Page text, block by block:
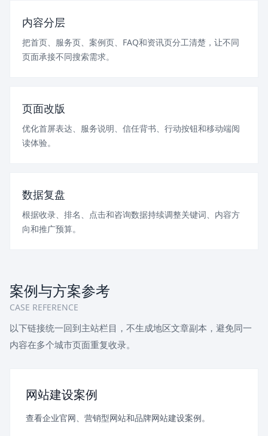
内容分层
把首页、服务页、案例页、FAQ和资讯页分工清楚，让不同
页面承接不同搜索需求。
页面改版
优化首屏表达、服务说明、信任背书、行动按钮和移动端阅
读体验。
数据复盘
根据收录、排名、点击和咨询数据持续调整关键词、内容方
向和推广预算。
案例与方案参考
CASE REFERENCE
以下链接统一回到主站栏目，不生成地区文章副本，避免同一
内容在多个城市页面重复收录。
网站建设案例
查看企业官网、营销型网站和品牌网站建设案例。